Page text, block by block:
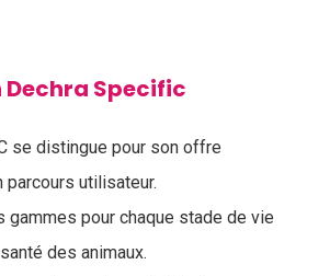
Specific
se distingue pour son offre
utilisateur.
gammes pour chaque stade de vie
des animaux.